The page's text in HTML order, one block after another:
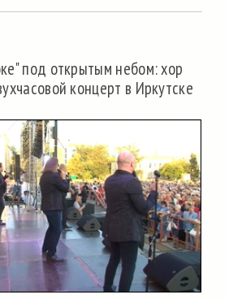
под открытым небом: хор
концерт в Иркутске